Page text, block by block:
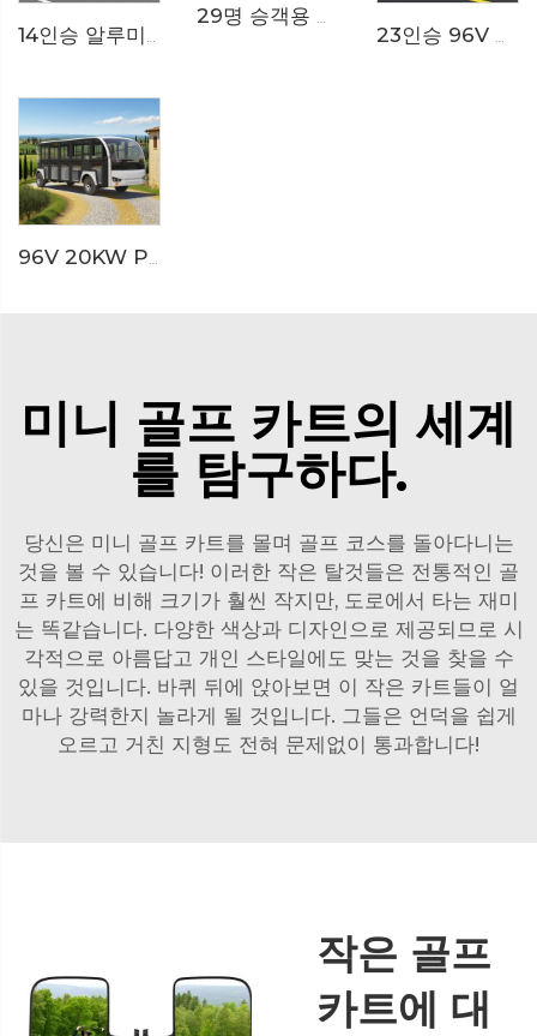
14인승 알루미늄 문 닫힘형 200AH LiFePO4 리튬 전기 소형 버스 LS6148KF
23인승 96V 리튬 이온 배터리 리조트 또는 호텔용 전기 미니버스 LS6230K
미니 골프 카트의 세계
를 탐구하다.
당신은 미니 골프 카트를 몰며 골프 코스를 돌아다니는
것을 볼 수 있습니다! 이러한 작은 탈것들은 전통적인 골
프 카트에 비해 크기가 훨씬 작지만, 도로에서 타는 재미
는 똑같습니다. 다양한 색상과 디자인으로 제공되므로 시
각적으로 아름답고 개인 스타일에도 맞는 것을 찾을 수
있을 것입니다. 바퀴 뒤에 앉아보면 이 작은 카트들이 얼
마나 강력한지 놀라게 될 것입니다. 그들은 언덕을 쉽게
오르고 거친 지형도 전혀 문제없이 통과합니다!
작은 골프
카트에 대